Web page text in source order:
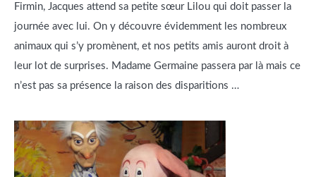
Firmin, Jacques attend sa petite sœur Lilou qui doit passer la
journée avec lui. On y découvre évidemment les nombreux
animaux qui s’y promènent, et nos petits amis auront droit à
leur lot de surprises. Madame Germaine passera par là mais ce
n’est pas sa présence la raison des disparitions …